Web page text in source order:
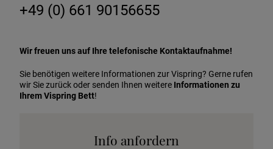
+49 (0) 661 90156655
Wir freuen uns auf Ihre telefonische Kontaktaufnahme!
Sie benötigen weitere Informationen zur Vispring? Gerne rufen
wir Sie zurück oder senden Ihnen weitere Informationen zu
Ihrem Vispring Bett!
Info anfordern